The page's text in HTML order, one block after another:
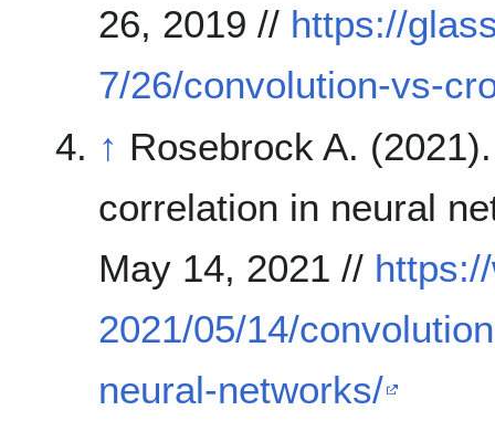
26, 2019 // https://
7/26/convolution-vs-
↑ Rosebrock A.
correlation in neural
May 14, 2021 //
2021/05/14/
neural-networks/